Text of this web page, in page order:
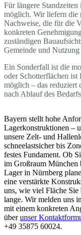
Für längere
möglich. Wir liefern die
Nachweise, die für die
konkreten
zuständigen
Gemeinde und
Ein Sonderfall ist die
oder Schotterflächen ist
möglich – das reduziert
nach Ablauf des
Bayern stellt hohe
Lagerkonstruktionen –
unsere Zelt- und
schneelastsicher bis
festes Fundament. Ob
im Großraum München
Lager in Nürnberg
eine verstärkte
uns, wie viel Fläche
lange. Wir melden uns
mit einem konkreten
überunser
+49 35875 60024.